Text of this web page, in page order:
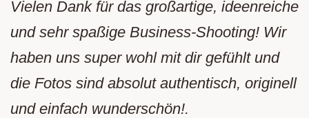
Vielen Dank für das großartige, ideenreiche
und sehr spaßige Business-Shooting! Wir
haben uns super wohl mit dir gefühlt und
die Fotos sind absolut authentisch, originell
und einfach wunderschön!.